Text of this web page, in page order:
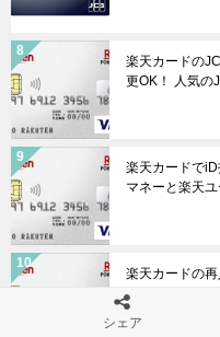
楽天カードの
更OK！ 人気の
楽天カードで
マネーと楽天
楽天カードの
むずかしい？
シェア